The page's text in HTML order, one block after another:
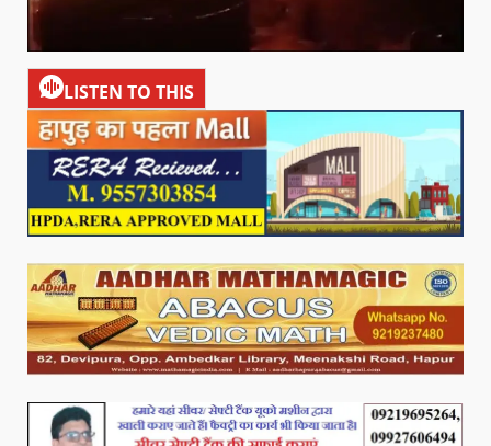
LISTEN TO THIS